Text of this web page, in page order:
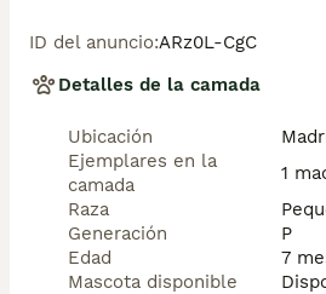
comprador.
Si tienes dudas o consultas
resolver tus dudas por whats app
este) en un ambiente familiar
vocación en una cría ética y
encima de todo, aman a los
Teléfono / Whats app: 641 92 23
ID del anuncio:ARz0L-CgC
Detalles de la camada
Ubicación
Ejemplares en la
camada
1
Raza
Generación
P
Edad
7
Mascota disponible